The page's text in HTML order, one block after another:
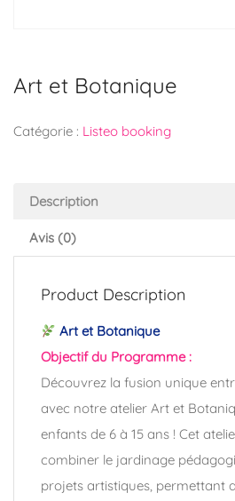
Art et Botanique
Catégorie : Listeo booking
Description
Avis (0)
Product Description
Art et Botanique
Objectif du Programme :
Découvrez la fusion unique
avec notre atelier Art et
enfants de 6 à 15 ans ! Cet
combiner le jardinage
projets artistiques, permettant